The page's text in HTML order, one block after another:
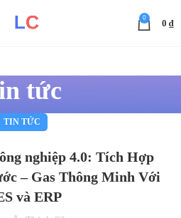
0
0 ₫
tức
TIN TỨC
nghiệp 4.0: Tích Hợp
– Gas Thông Minh Với
và ERP